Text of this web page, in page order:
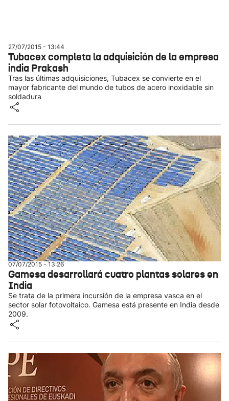
27/07/2015 - 13:44
Tubacex completa la adquisición de la empresa
india Prakash
Tras las últimas adquisiciones, Tubacex se convierte en el
mayor fabricante del mundo de tubos de acero inoxidable sin
soldadura
07/07/2015 - 13:26
Gamesa desarrollará cuatro plantas solares en
India
Se trata de la primera incursión de la empresa vasca en el
sector solar fotovoltaico. Gamesa está presente en India desde
2009.